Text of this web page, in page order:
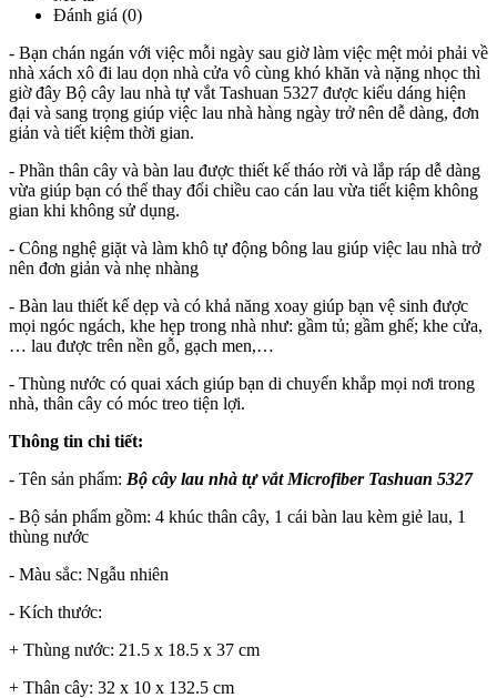
Đánh giá (0)
- Bạn chán ngán với việc mỗi ngày sau giờ làm việc mệt mỏi phải về
nhà xách xô đi lau dọn nhà cửa vô cùng khó khăn và nặng nhọc thì
giờ đây Bộ cây lau nhà tự vắt Tashuan 5327 được kiểu dáng hiện
đại và sang trọng giúp việc lau nhà hàng ngày trở nên dễ dàng, đơn
giản và tiết kiệm thời gian.
- Phần thân cây và bàn lau được thiết kế tháo rời và lắp ráp dễ dàng
vừa giúp bạn có thể thay đổi chiều cao cán lau vừa tiết kiệm không
gian khi không sử dụng.
- Công nghệ giặt và làm khô tự động bông lau giúp việc lau nhà trở
nên đơn giản và nhẹ nhàng
- Bàn lau thiết kế dẹp và có khả năng xoay giúp bạn vệ sinh được
mọi ngóc ngách, khe hẹp trong nhà như: gầm tủ; gầm ghế; khe cửa,
… lau được trên nền gỗ, gạch men,…
- Thùng nước có quai xách giúp bạn di chuyển khắp mọi nơi trong
nhà, thân cây có móc treo tiện lợi.
Thông tin chi tiết:
- Tên sản phẩm: Bộ cây lau nhà tự vắt Microfiber Tashuan 5327
- Bộ sản phẩm gồm: 4 khúc thân cây, 1 cái bàn lau kèm giẻ lau, 1
thùng nước
- Màu sắc: Ngẫu nhiên
- Kích thước:
+ Thùng nước: 21.5 x 18.5 x 37 cm
+ Thân cây: 32 x 10 x 132.5 cm